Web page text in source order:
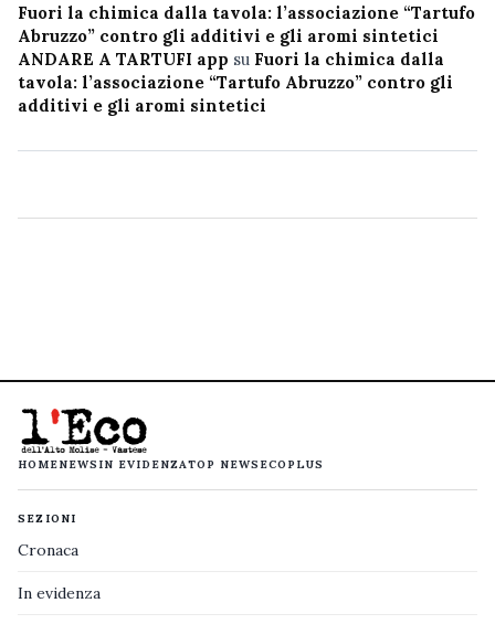
Fuori la chimica dalla tavola: l’associazione “Tartufo
Abruzzo” contro gli additivi e gli aromi sintetici
ANDARE A TARTUFI app su Fuori la chimica dalla
tavola: l’associazione “Tartufo Abruzzo” contro gli
additivi e gli aromi sintetici
HOMENEWS IN EVIDENZATOP NEWS ECOPLUS
SEZIONI
Cronaca
In evidenza